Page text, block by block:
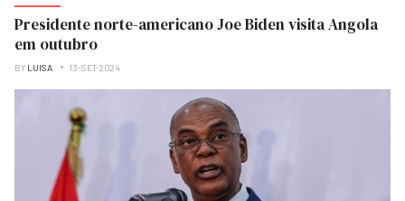
Presidente norte-americano Joe Biden visita Angola
em outubro
BY LUISA 13-SET-2024